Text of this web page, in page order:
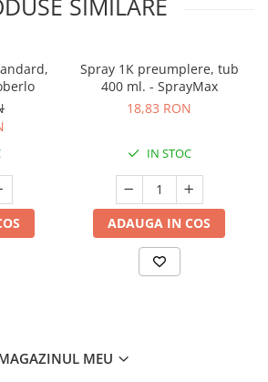
SIMILARE
Spray 1K preumplere, tub
400 ml. - SprayMax
18,83 RON
IN STOC
ADAUGA IN COS
MEU